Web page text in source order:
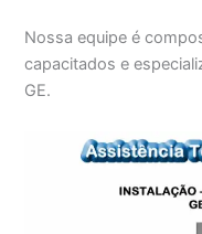
Nossa equipe é
capacitados e
GE.